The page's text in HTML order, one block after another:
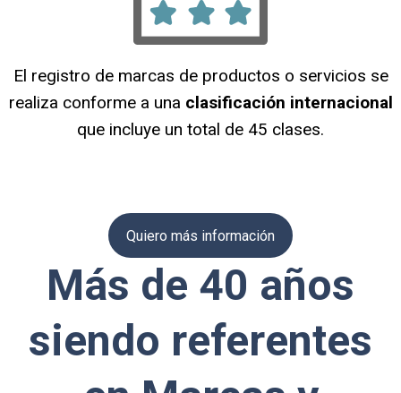
El registro de marcas de productos o servicios se
realiza conforme a una clasificación internacional
que incluye un total de 45 clases.
Quiero más información
Más de 40 años
siendo referentes